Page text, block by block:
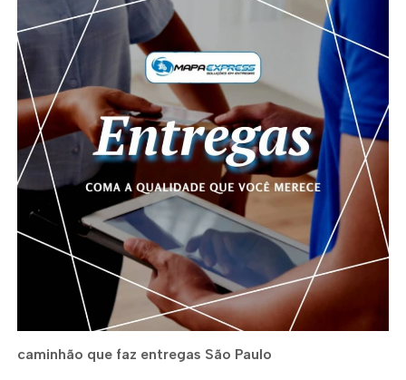
caminhão que faz entregas São Paulo